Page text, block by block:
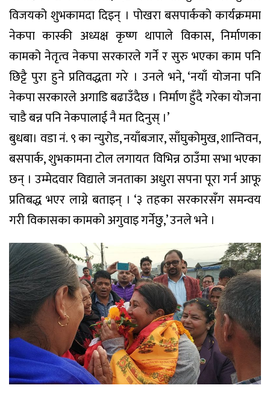
विजयको शुभकामदा दिइन् । पोखरा बसपार्कको कार्यक्रममा
नेकपा कास्की अध्यक्ष कृष्ण थापाले विकास, निर्माणका
कामको नेतृत्व नेकपा सरकारले गर्ने र सुरु भएका काम पनि
छिट्टै पुरा हुने प्रतिवद्धता गरे । उनले भने, ‘नयाँ योजना पनि
नेकपा सरकारले अगाडि बढाउँदैछ । निर्माण हुँदै गरेका योजना
चाडै बन्न पनि नेकपालाई नै मत दिनुस् ।’
बुधबा। वडा नं. ९ का न्युरोड, नयाँबजार, साँघुकोमुख, शान्तिवन,
बसपार्क, शुभकामना टोल लगायत विभिन्न ठाउँमा सभा भएका
छन् । उम्मेदवार विद्याले जनताका अधुरा सपना पूरा गर्न आफू
प्रतिबद्ध भएर लाग्ने बताइन् । ‘३ तहका सरकारसँग समन्वय
गरी विकासका कामको अगुवाइ गर्नेछु,’ उनले भने ।